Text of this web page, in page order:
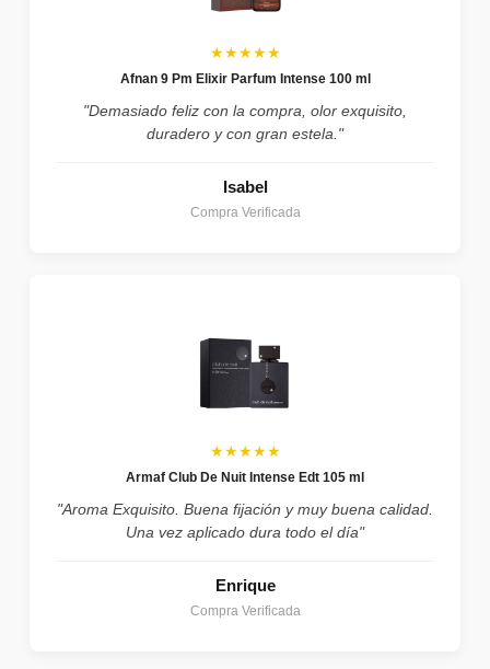
★★★★★
Afnan 9 Pm Elixir Parfum Intense 100 ml
"Demasiado feliz con la compra, olor exquisito,
duradero y con gran estela."
Isabel
Compra Verificada
★★★★★
Armaf Club De Nuit Intense Edt 105 ml
"Aroma Exquisito. Buena fijación y muy buena calidad.
Una vez aplicado dura todo el día"
Enrique
Compra Verificada